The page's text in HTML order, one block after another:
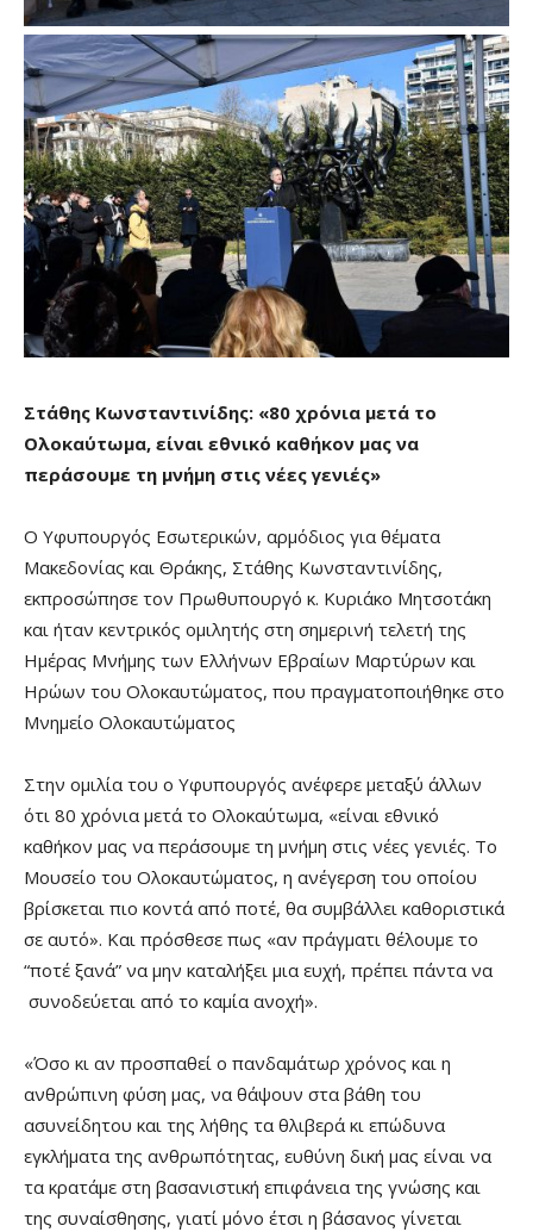
Στάθης Κωνσταντινίδης: «80 χρόνια μετά το
Ολοκαύτωμα, είναι εθνικό καθήκον μας να
περάσουμε τη μνήμη στις νέες γενιές»
Ο Υφυπουργός Εσωτερικών, αρμόδιος για θέματα
Μακεδονίας και Θράκης, Στάθης Κωνσταντινίδης,
εκπροσώπησε τον Πρωθυπουργό κ. Κυριάκο Μητσοτάκη
και ήταν κεντρικός ομιλητής στη σημερινή τελετή της
Ημέρας Μνήμης των Ελλήνων Εβραίων Μαρτύρων και
Ηρώων του Ολοκαυτώματος, που πραγματοποιήθηκε στο
Μνημείο Ολοκαυτώματος
Στην ομιλία του ο Υφυπουργός ανέφερε μεταξύ άλλων
ότι 80 χρόνια μετά το Ολοκαύτωμα, «είναι εθνικό
καθήκον μας να περάσουμε τη μνήμη στις νέες γενιές. Το
Μουσείο του Ολοκαυτώματος, η ανέγερση του οποίου
βρίσκεται πιο κοντά από ποτέ, θα συμβάλλει καθοριστικά
σε αυτό». Και πρόσθεσε πως «αν πράγματι θέλουμε το
“ποτέ ξανά” να μην καταλήξει μια ευχή, πρέπει πάντα να
συνοδεύεται από το καμία ανοχή».
«Όσο κι αν προσπαθεί ο πανδαμάτωρ χρόνος και η
ανθρώπινη φύση μας, να θάψουν στα βάθη του
ασυνείδητου και της λήθης τα θλιβερά κι επώδυνα
εγκλήματα της ανθρωπότητας, ευθύνη δική μας είναι να
τα κρατάμε στη βασανιστική επιφάνεια της γνώσης και
της συναίσθησης, γιατί μόνο έτσι η βάσανος γίνεται